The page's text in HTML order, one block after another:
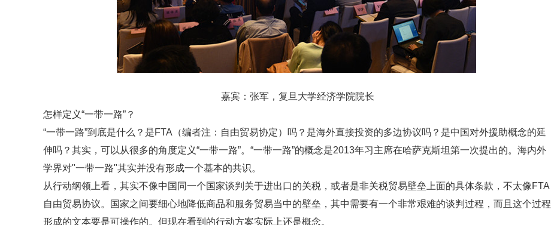
嘉宾：张军，复旦大学经济学院院长
怎样定义“一带一路”？
“一带一路”到底是什么？是FTA（编者注：自由贸易协定）吗？是海外直接投资的多边协议吗？是中国对外援助概念的延
伸吗？其实，可以从很多的角度定义“一带一路”。“一带一路”的概念是2013年习主席在哈萨克斯坦第一次提出的。海内外
学界对"一带一路"其实并没有形成一个基本的共识。
从行动纲领上看，其实不像中国同一个国家谈判关于进出口的关税，或者是非关税贸易壁垒上面的具体条款，不太像FTA
自由贸易协议。国家之间要细心地降低商品和服务贸易当中的壁垒，其中需要有一个非常艰难的谈判过程，而且这个过程
形成的文本要是可操作的。但现在看到的行动方案实际上还是概念。